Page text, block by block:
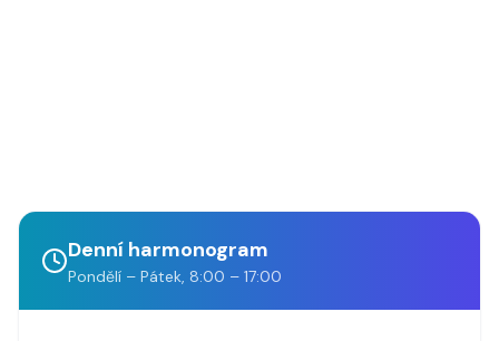
Denní harmonogram
Pondělí – Pátek, 8:00 – 17:00